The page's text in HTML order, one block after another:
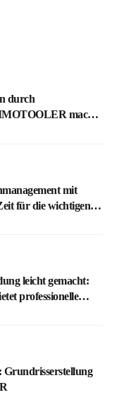
durch
macht
mit
für die wichtigen
leicht gemacht:
professionelle
Grundrisserstellung